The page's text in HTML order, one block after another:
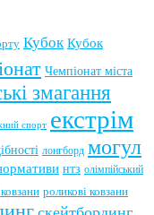
Кубок Кубок
Чемпіонат міста
змагання
спорт екстрім
лонгборд могул
нтз олімпійський
роликові ковзани